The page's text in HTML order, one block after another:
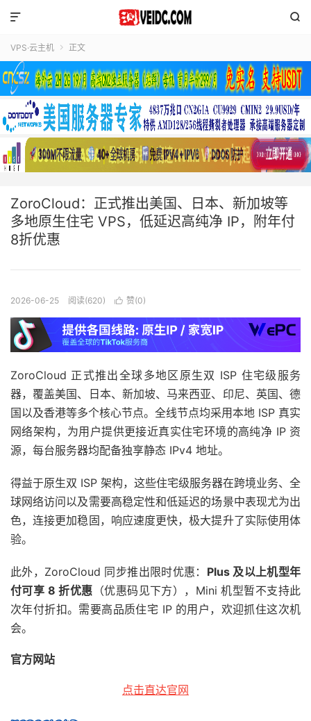


VPS·云主机  正文
ZoroCloud：正式推出美国、日本、新加坡等
多地原生住宅 VPS，低延迟高纯净 IP，附年付
8折优惠
2026-06-25 阅读(620)  赞(0)
ZoroCloud 正式推出全球多地区原生双 ISP 住宅级服务
器，覆盖美国、日本、新加坡、马来西亚、印尼、英国、德
国以及香港等多个核心节点。全线节点均采用本地 ISP 真实
网络架构，为用户提供更接近真实住宅环境的高纯净 IP 资
源，每台服务器均配备独享静态 IPv4 地址。
得益于原生双 ISP 架构，这些住宅级服务器在跨境业务、全
球网络访问以及需要高稳定性和低延迟的场景中表现尤为出
色，连接更加稳固，响应速度更快，极大提升了实际使用体
验。
此外，ZoroCloud 同步推出限时优惠： Plus 及以上机型年
付可享 8 折优惠 （优惠码见下方），Mini 机型暂不支持此
次年付折扣。需要高品质住宅 IP 的用户，欢迎抓住这次机
会。
官方网站
点击直达官网